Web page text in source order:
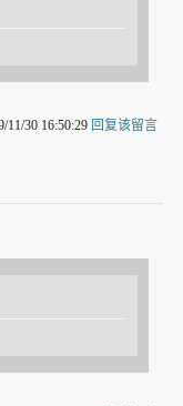
11/30 16:50:29 回复该留言